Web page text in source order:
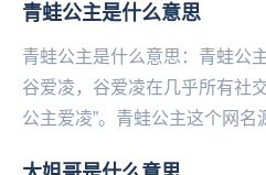
多...
青蛙公主是什么意思
青蛙公主是什么意思：青蛙公
谷爱凌，谷爱凌在几乎所有社
公主爱凌”。青蛙公主这个网